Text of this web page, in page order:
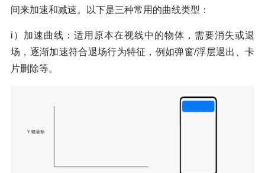
间来加速和减速。以下是三种常用的曲线类型：
i）加速曲线：适用原本在视线中的物体，需要消失或退
场，逐渐加速符合退场行为特征，例如弹窗/浮层退出、卡
片删除等。